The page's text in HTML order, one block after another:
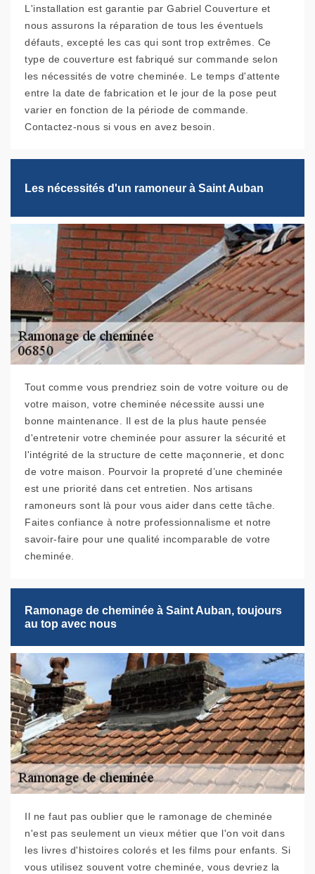
L'installation est garantie par Gabriel Couverture et
nous assurons la réparation de tous les éventuels
défauts, excepté les cas qui sont trop extrêmes. Ce
type de couverture est fabriqué sur commande selon
les nécessités de votre cheminée. Le temps d'attente
entre la date de fabrication et le jour de la pose peut
varier en fonction de la période de commande.
Contactez-nous si vous en avez besoin.
Les nécessités d'un ramoneur à Saint Auban
Tout comme vous prendriez soin de votre voiture ou de
votre maison, votre cheminée nécessite aussi une
bonne maintenance. Il est de la plus haute pensée
d'entretenir votre cheminée pour assurer la sécurité et
l'intégrité de la structure de cette maçonnerie, et donc
de votre maison. Pourvoir la propreté d’une cheminée
est une priorité dans cet entretien. Nos artisans
ramoneurs sont là pour vous aider dans cette tâche.
Faites confiance à notre professionnalisme et notre
savoir-faire pour une qualité incomparable de votre
cheminée.
Ramonage de cheminée à Saint Auban, toujours
au top avec nous
Il ne faut pas oublier que le ramonage de cheminée
n'est pas seulement un vieux métier que l'on voit dans
les livres d'histoires colorés et les films pour enfants. Si
vous utilisez souvent votre cheminée, vous devriez la